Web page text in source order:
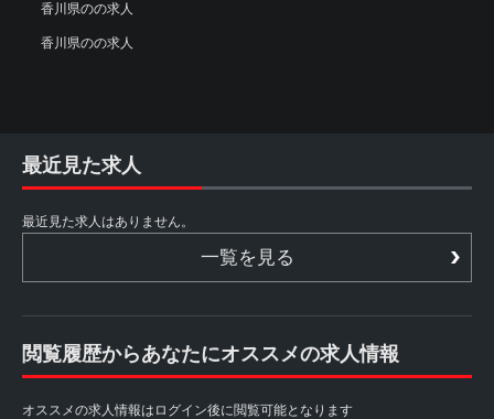
香川県のの求人
香川県のの求人
最近見た求人
最近見た求人はありません。
一覧を見る
閲覧履歴からあなたにオススメの求人情報
オススメの求人情報はログイン後に閲覧可能となります